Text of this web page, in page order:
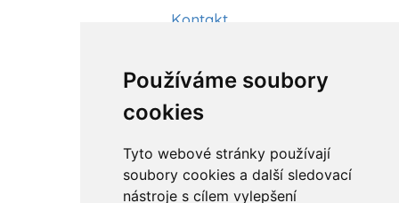
Používáme soubory
cookies
Tyto webové stránky používají
soubory cookies a další sledovací
nástroje s cílem vylepšení
Kontakt
Články
Kurzy a workshopy
Sídlo ČADBT